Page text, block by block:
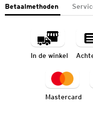
Betaalmethoden
In de winkel
Mastercard